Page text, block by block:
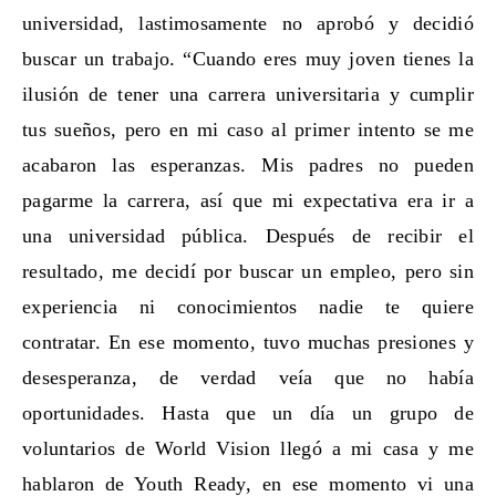
universidad, lastimosamente no aprobó y decidió
buscar un trabajo. “Cuando eres muy joven tienes la
ilusión de tener una carrera universitaria y cumplir
tus sueños, pero en mi caso al primer intento se me
acabaron las esperanzas. Mis padres no pueden
pagarme la carrera, así que mi expectativa era ir a
una universidad pública. Después de recibir el
resultado, me decidí por buscar un empleo, pero sin
experiencia ni conocimientos nadie te quiere
contratar. En ese momento, tuvo muchas presiones y
desesperanza, de verdad veía que no había
oportunidades. Hasta que un día un grupo de
voluntarios de World Vision llegó a mi casa y me
hablaron de Youth Ready, en ese momento vi una